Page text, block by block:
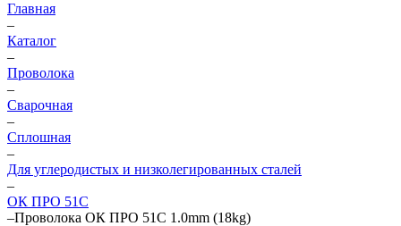
Главная
–
Каталог
–
Проволока
–
Сварочная
–
Сплошная
–
Для углеродистых и низколегированных сталей
–
ОК ПРО 51С
–Проволока ОК ПРО 51С 1.0mm (18kg)